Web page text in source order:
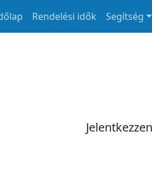
Rendelési idők Segítség